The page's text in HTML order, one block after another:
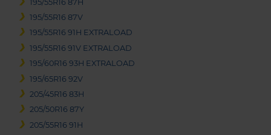
195/55R16 87H
195/55R16 87V
195/55R16 91H EXTRALOAD
195/55R16 91V EXTRALOAD
195/60R16 93H EXTRALOAD
195/65R16 92V
205/45R16 83H
205/50R16 87Y
205/55R16 91H